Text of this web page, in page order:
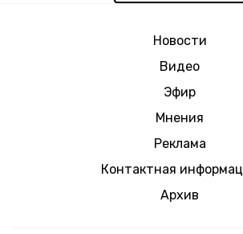
Новости
Видео
Эфир
Мнения
Реклама
Контактная
Архив